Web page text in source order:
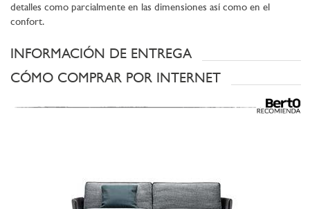
detalles como parcialmente en las dimensiones así como en el
confort.
INFORMACIÓN DE ENTREGA
CÓMO COMPRAR POR INTERNET